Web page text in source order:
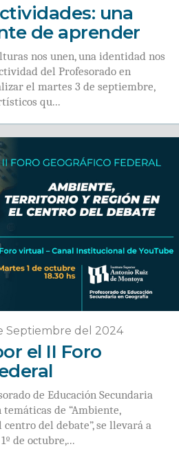
una
de aprender
nos unen, una identidad nos
del Profesorado en
el martes 3 de septiembre,
qu...
Septiembre del 2024
el II Foro
de Educación Secundaria
temáticas de “Ambiente,
del debate”, se llevará a
de octubre,...